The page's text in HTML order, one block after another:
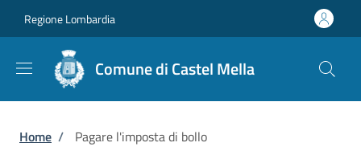
Regione Lombardia
Comune di Castel Mella
Briciole di pane
Home / Pagare l'imposta di bollo